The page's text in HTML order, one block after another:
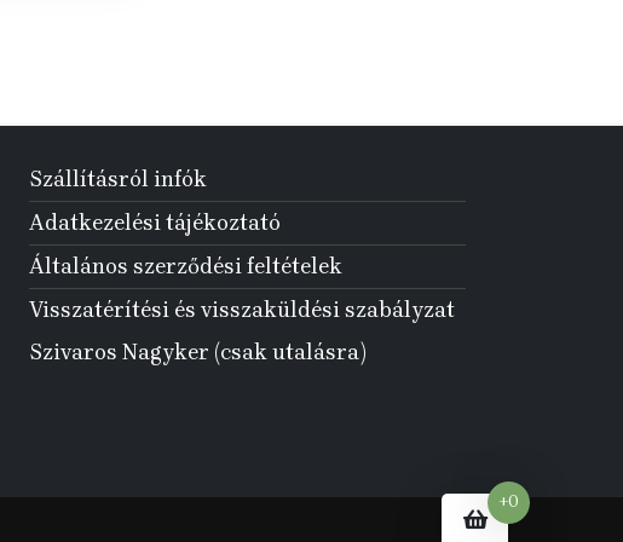
Szállításról infók
Adatkezelési tájékoztató
Általános szerződési feltételek
Visszatérítési és visszaküldési szabályzat
Szivaros Nagyker (csak utalásra)
+0